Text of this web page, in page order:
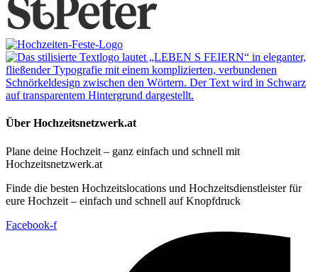
Über Hochzeitsnetzwerk.at
Plane deine Hochzeit – ganz einfach und schnell mit
Hochzeitsnetzwerk.at
Finde die besten Hochzeitslocations und Hochzeitsdienstleister für
eure Hochzeit – einfach und schnell auf Knopfdruck
Facebook-f